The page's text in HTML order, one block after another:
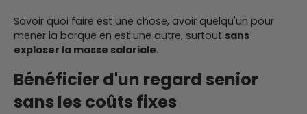
Savoir quoi faire est une chose, avoir quelqu'un pour
mener la barque en est une autre, surtout sans
exploser la masse salariale.
Bénéficier d'un regard senior
sans les coûts fixes